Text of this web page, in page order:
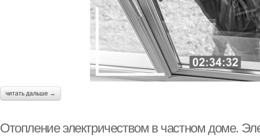
читать дальше →
Отопление электричеством в частном доме.